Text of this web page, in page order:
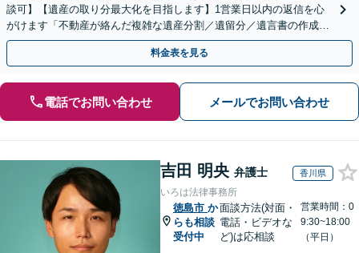
談可】【遺産の取り分最大化を目指します】1営業日以内の返信を心
がけます「不動産が絡んだ複雑な遺産分割／遺留分／遺言書の作成・
執行／事業承継など、お任せください」【休日相談あり】
料金表を見る
電話でお問い合わせ メールでお問い合わせ
吉田 明央 弁護士 香川県
いろは法律事務所
徳島市 か
らも相談
受付中
面談方法(対面・
電話・ビデオな
ど)は応相談
営業時間：0
9:30~18:00
（平日）